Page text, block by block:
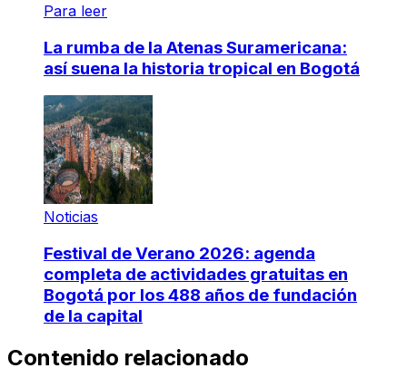
Para leer
La rumba de la Atenas Suramericana:
así suena la historia tropical en Bogotá
Noticias
Festival de Verano 2026: agenda
completa de actividades gratuitas en
Bogotá por los 488 años de fundación
de la capital
Contenido relacionado